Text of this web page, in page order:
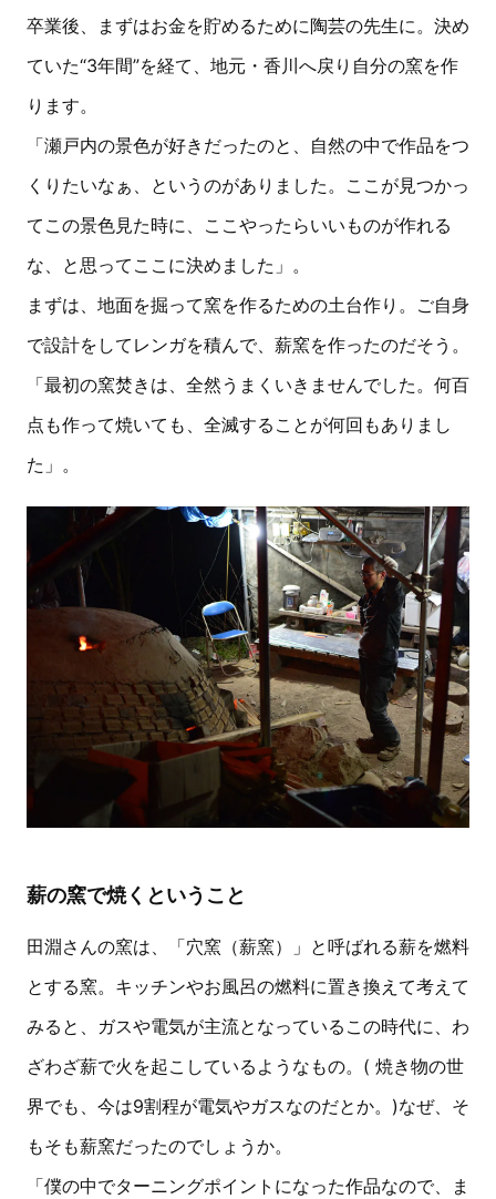
卒業後、まずはお金を貯めるために陶芸の先生に。決め
ていた“3年間”を経て、地元・香川へ戻り自分の窯を作
ります。
「瀬戸内の景色が好きだったのと、自然の中で作品をつ
くりたいなぁ、というのがありました。ここが見つかっ
てこの景色見た時に、ここやったらいいものが作れる
な、と思ってここに決めました」。
まずは、地面を掘って窯を作るための土台作り。ご自身
で設計をしてレンガを積んで、薪窯を作ったのだそう。
「最初の窯焚きは、全然うまくいきませんでした。何百
点も作って焼いても、全滅することが何回もありまし
た」。
薪の窯で焼くということ
田淵さんの窯は、「穴窯（薪窯）」と呼ばれる薪を燃料
とする窯。キッチンやお風呂の燃料に置き換えて考えて
みると、ガスや電気が主流となっているこの時代に、わ
ざわざ薪で火を起こしているようなもの。( 焼き物の世
界でも、今は9割程が電気やガスなのだとか。)なぜ、そ
もそも薪窯だったのでしょうか。
「僕の中でターニングポイントになった作品なので、ま